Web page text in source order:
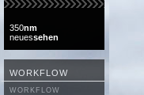
350nm
neuessehen
WORKFLOW
WORKFLOW